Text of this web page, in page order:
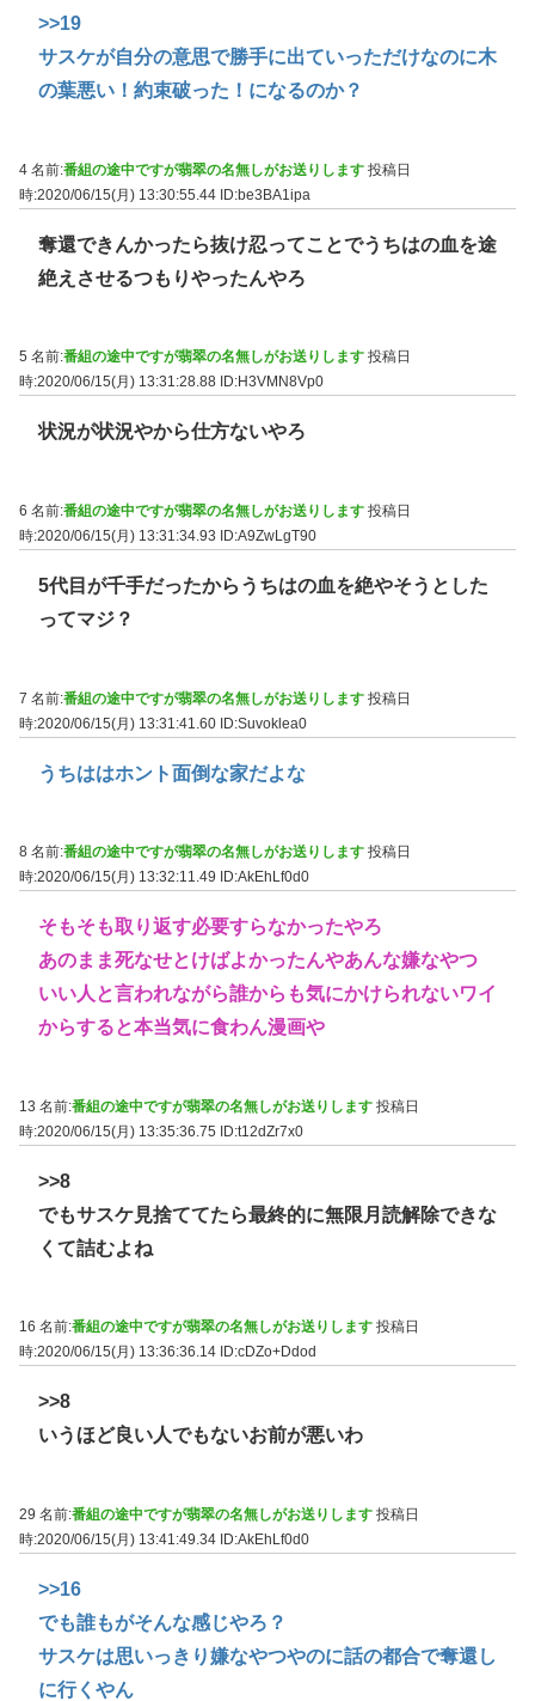
>>19
サスケが自分の意思で勝手に出ていっただけなのに木
の葉悪い！約束破った！になるのか？
4 名前:番組の途中ですが翡翠の名無しがお送りします 投稿日
時:2020/06/15(月) 13:30:55.44 ID:be3BA1ipa
奪還できんかったら抜け忍ってことでうちはの血を途
絶えさせるつもりやったんやろ
5 名前:番組の途中ですが翡翠の名無しがお送りします 投稿日
時:2020/06/15(月) 13:31:28.88 ID:H3VMN8Vp0
状況が状況やから仕方ないやろ
6 名前:番組の途中ですが翡翠の名無しがお送りします 投稿日
時:2020/06/15(月) 13:31:34.93
ID:A9ZwLgT90
5代目が千手だったからうちはの血を絶やそうとした
ってマジ？
7 名前:番組の途中ですが翡翠の名無しがお送りします 投稿日
時:2020/06/15(月) 13:31:41.60 ID:Suvoklea0
うちははホント面倒な家だよな
8 名前:番組の途中ですが翡翠の名無しがお送りします 投稿日
時:2020/06/15(月) 13:32:11.49
ID:AkEhLf0d0
そもそも取り返す必要すらなかったやろ
あのまま死なせとけばよかったんやあんな嫌なやつ
いい人と言われながら誰からも気にかけられないワイ
からすると本当気に食わん漫画や
13 名前:番組の途中ですが翡翠の名無しがお送りします 投稿日
時:2020/06/15(月) 13:35:36.75 ID:t12dZr7x0
>>8
でもサスケ見捨ててたら最終的に無限月読解除できな
くて詰むよね
16 名前:番組の途中ですが翡翠の名無しがお送りします 投稿日
時:2020/06/15(月) 13:36:36.14 ID:cDZo+Ddod
>>8
いうほど良い人でもないお前が悪いわ
29 名前:番組の途中ですが翡翠の名無しがお送りします 投稿日
時:2020/06/15(月) 13:41:49.34 ID:AkEhLf0d0
>>16
でも誰もがそんな感じやろ？
サスケは思いっきり嫌なやつやのに話の都合で奪還し
に行くやん